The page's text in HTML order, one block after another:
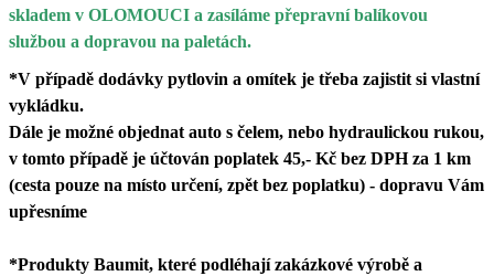
skladem v OLOMOUCI a zasíláme přepravní balíkovou
službou a dopravou na paletách.
*V případě dodávky pytlovin a omítek je třeba zajistit si vlastní
vykládku.
Dále je možné objednat auto s čelem, nebo hydraulickou rukou,
v tomto případě je účtován poplatek 45,- Kč bez DPH za 1 km
(cesta pouze na místo určení, zpět bez poplatku) - dopravu Vám
upřesníme
*Produkty Baumit, které podléhají zakázkové výrobě a